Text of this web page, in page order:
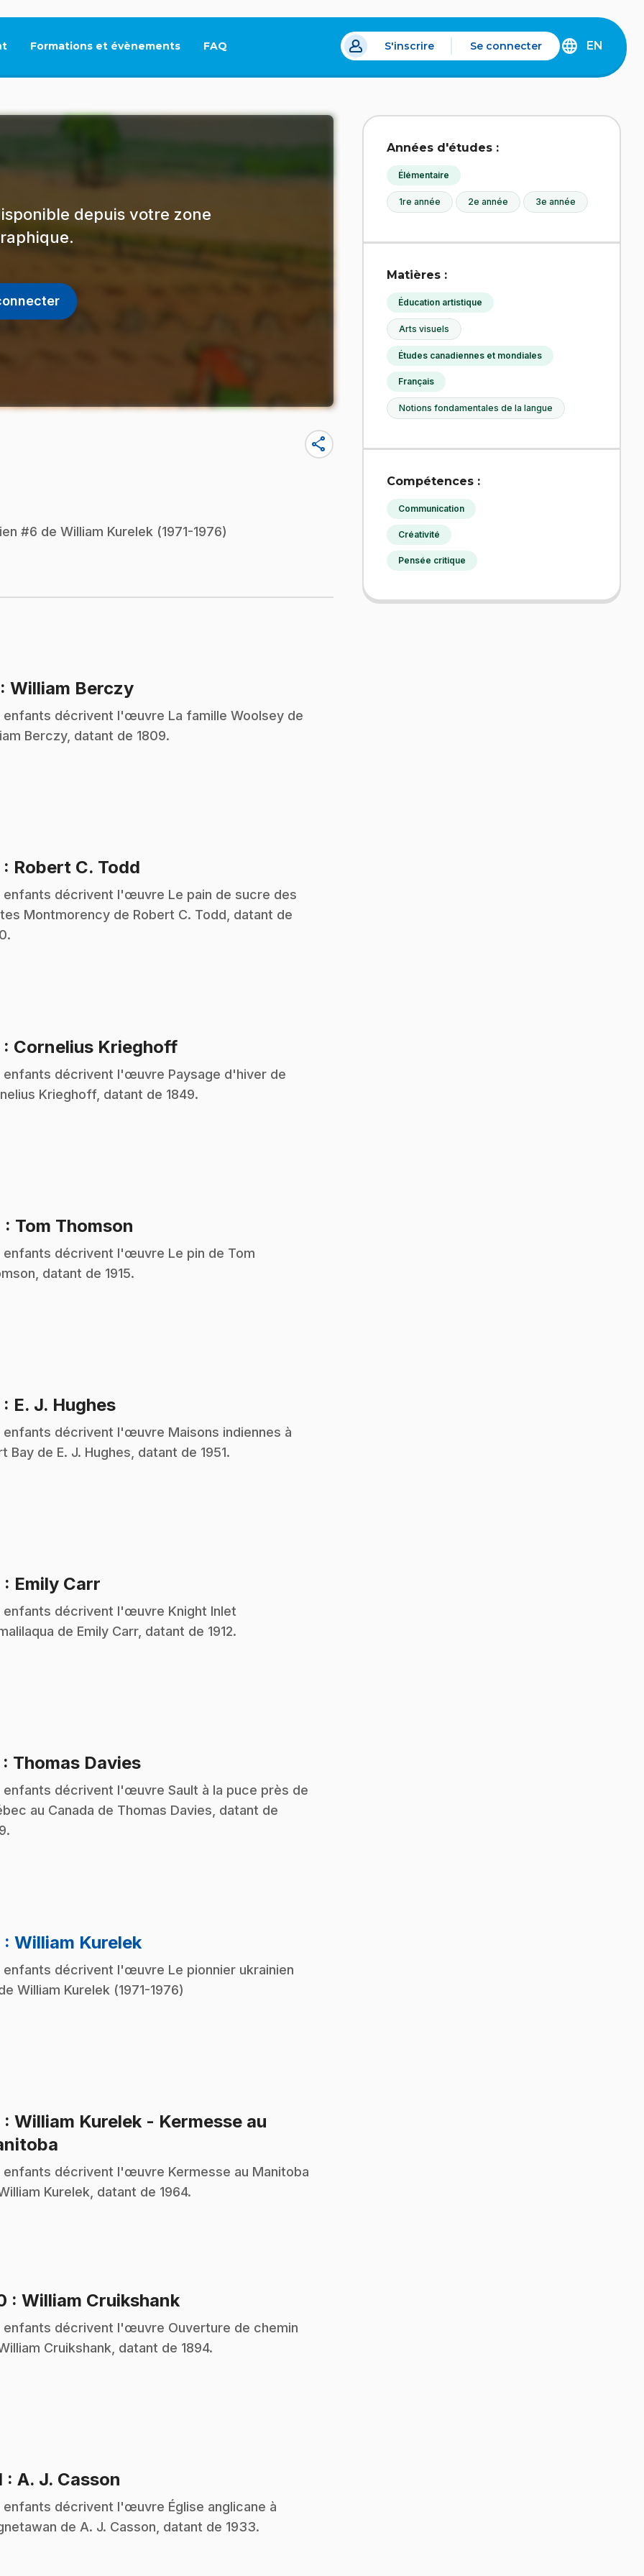
Formations et évènements FAQ
Ce lien s'ouvrira dans un nouvel onglet.
S'inscrire Se connecter
DISCOVER
EN
depuis votre zone
share
#6 de William Kurelek (1971-1976)
: William Berczy.
enfants décrivent l'œuvre La famille Woolsey de
Berczy, datant de 1809.
: Robert C. Todd
enfants décrivent l'œuvre Le pain de sucre des
Montmorency de Robert C. Todd, datant de
: Cornelius Krieghoff.
enfants décrivent l'œuvre Paysage d'hiver de
Krieghoff, datant de 1849.
: Tom Thomson
enfants décrivent l'œuvre Le pin de Tom
datant de 1915.
: E. J. Hughes.
enfants décrivent l'œuvre Maisons indiennes à
Bay de E. J. Hughes, datant de 1951.
: Emily Carr
enfants décrivent l'œuvre Knight Inlet
de Emily Carr, datant de 1912.
: Thomas Davies.
enfants décrivent l'œuvre Sault à la puce près de
au Canada de Thomas Davies, datant de
: William Kurelek.
enfants décrivent l'œuvre Le pionnier ukrainien
William Kurelek (1971-1976)
: William Kurelek - Kermesse au
enfants décrivent l'œuvre Kermesse au Manitoba
Kurelek, datant de 1964.
: William Cruikshank.
enfants décrivent l'œuvre Ouverture de chemin
Cruikshank, datant de 1894.
: A. J. Casson
enfants décrivent l'œuvre Église anglicane à
de A. J. Casson, datant de 1933.
Années d'études :
Élémentaire
1re année 2e année 3e année
Matières :
Éducation artistique
Arts visuels
Études canadiennes et mondiales
Français
Notions fondamentales de la langue
Compétences :
Communication
Créativité
Pensée critique